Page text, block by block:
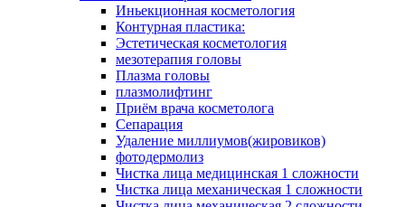
Иньекционная косметология
Контурная пластика:
Эстетическая косметология
мезотерапия головы
Плазма головы
плазмолифтинг
Приём врача косметолога
Сепарация
Удаление миллиумов(жировиков)
фотодермолиз
Чистка лица медицинская 1 сложности
Чистка лица механическая 1 сложности